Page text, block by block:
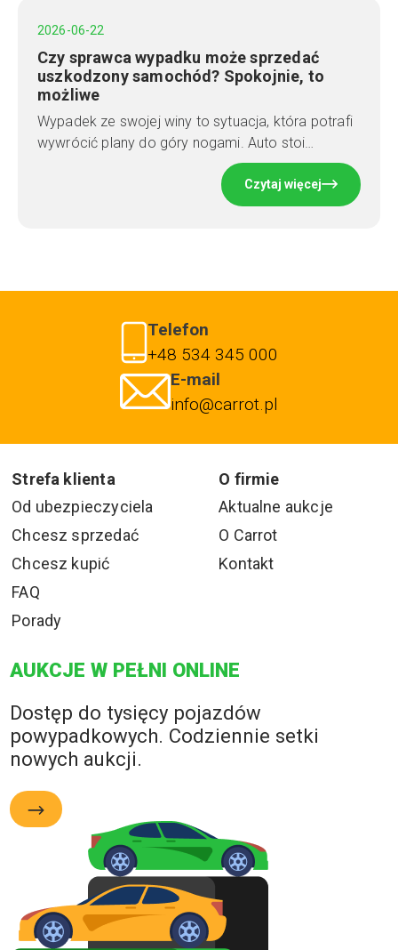
2026-06-22
Czy sprawca wypadku może sprzedać
uszkodzony samochód? Spokojnie, to
możliwe
Wypadek ze swojej winy to sytuacja, która potrafi
wywrócić plany do góry nogami. Auto stoi…
Czytaj więcej
Telefon
+48 534 345 000
E-mail
info@carrot.pl
Strefa klienta
O firmie
Od ubezpieczyciela
Chcesz sprzedać
Chcesz kupić
FAQ
Porady
Aktualne aukcje
O Carrot
Kontakt
AUKCJE W PEŁNI ONLINE
Dostęp do tysięcy pojazdów
powypadkowych. Codziennie setki
nowych aukcji.